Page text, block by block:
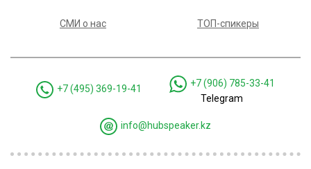
СМИ о нас ТОП-спикеры
+7 (495) 369-19-41
+7 (906) 785-33-41
Telegram
info@hubspeaker.kz